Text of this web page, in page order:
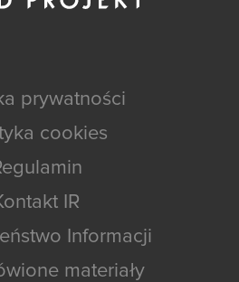
prywatności
cookies
IR
Informacji
materiały